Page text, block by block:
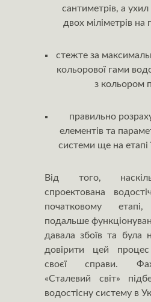
сантиметрів, а
двох міліметрів
стежте за
кольорової гами
з кольором
правильно
елементів та
системи ще на етапі
Від того,
спроектована
початковому
подальше
давала збоїв та була
довірити цей процес
своєї справи.
«Сталевий світ»
водостісну систему в